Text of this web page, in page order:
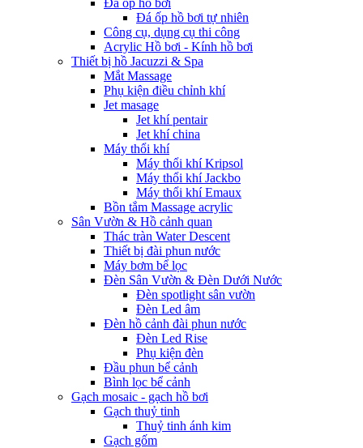
Đá ốp hồ bơi
Đá ốp hồ bơi tự nhiên
Công cụ, dụng cụ thi công
Acrylic Hồ bơi - Kính hồ bơi
Thiết bị hồ Jacuzzi & Spa
Mắt Massage
Phụ kiện điều chỉnh khí
Jet masage
Jet khí pentair
Jet khí china
Máy thổi khí
Máy thổi khí Kripsol
Máy thổi khí Jackbo
Máy thổi khí Emaux
Bồn tắm Massage acrylic
Sân Vườn & Hồ cảnh quan
Thác tràn Water Descent
Thiết bị đài phun nước
Máy bơm bể lọc
Đèn Sân Vườn & Đèn Dưới Nước
Đèn spotlight sân vườn
Đèn Led âm
Đèn hồ cảnh đài phun nước
Đèn Led Rise
Phụ kiện đèn
Đầu phun bể cảnh
Bình lọc bể cảnh
Gạch mosaic - gạch hồ bơi
Gạch thuỷ tinh
Thuỷ tinh ánh kim
Gạch gốm